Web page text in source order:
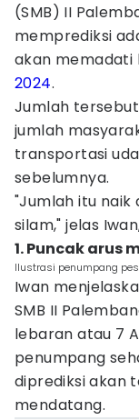
(SMB) II
memprediksi
akan memadati
2024.
Jumlah
jumlah
transportasi
sebelumnya.
"Jumlah itu naik
silam," jelas
1. Puncak arus
Ilustrasi penumpang
Iwan
SMB II
lebaran atau 7
penumpang
diprediksi akan
mendatang.